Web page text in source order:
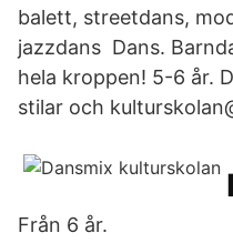
balett, streetdans,
jazzdans Dans.
hela kroppen! 5-6 år.
stilar och
Från 6 år.